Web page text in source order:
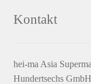
Kontakt
hei-ma Asia
Hundertsechs GmbH